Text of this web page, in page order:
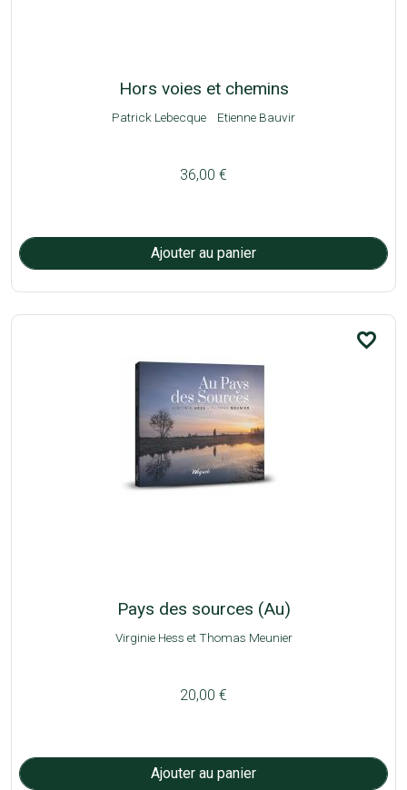
Hors voies et chemins
Patrick Lebecque Etienne Bauvir
36,00 €
favorite_border
Pays des sources (Au)
Virginie Hess et Thomas Meunier
20,00 €